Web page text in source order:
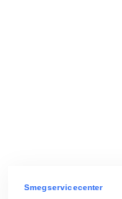
Smegservicecenter